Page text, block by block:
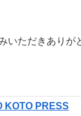
いただきありが
KOTO PRESS